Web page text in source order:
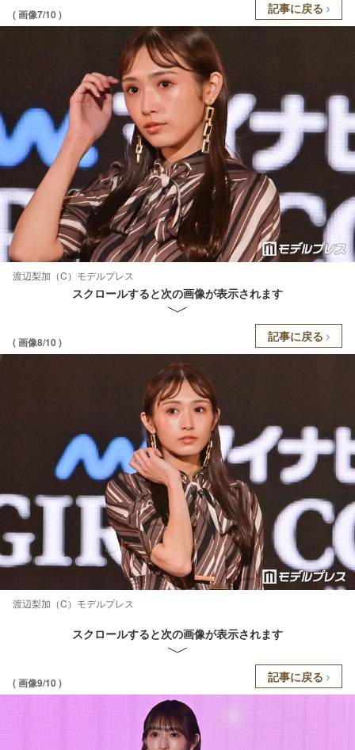
( 画像7/10 ) 記事に戻る
渡辺梨加（C）モデルプレス
スクロールすると次の画像が表示されます
( 画像8/10 ) 記事に戻る
渡辺梨加（C）モデルプレス
スクロールすると次の画像が表示されます
( 画像9/10 ) 記事に戻る